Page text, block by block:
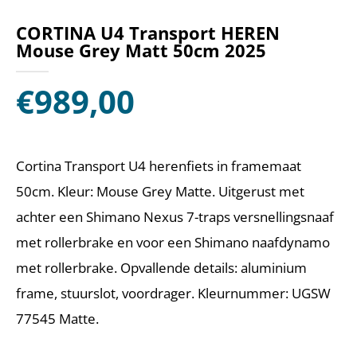
CORTINA U4 Transport HEREN
Mouse Grey Matt 50cm 2025
€989,00
Cortina Transport U4 herenfiets in framemaat
50cm. Kleur: Mouse Grey Matte. Uitgerust met
achter een Shimano Nexus 7-traps versnellingsnaaf
met rollerbrake en voor een Shimano naafdynamo
met rollerbrake. Opvallende details: aluminium
frame, stuurslot, voordrager. Kleurnummer: UGSW
77545 Matte.